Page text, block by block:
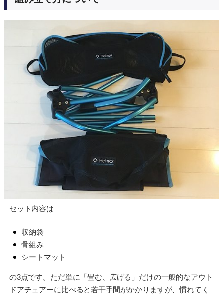
セット内容は
収納袋
骨組み
シートマット
の3点です。ただ単に「畳む、広げる」だけの一般的なアウト
ドアチェアーに比べると若干手間がかかりますが、慣れてく